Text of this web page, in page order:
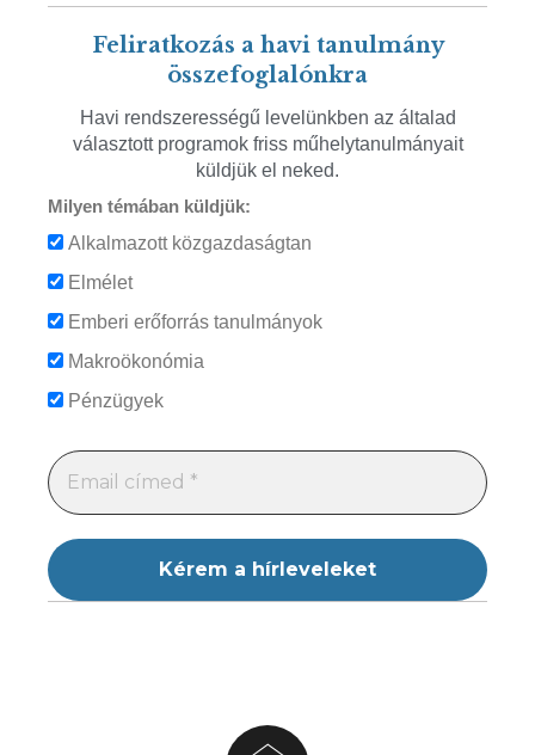
Feliratkozás a havi tanulmány
összefoglalónkra
Havi rendszerességű levelünkben az általad
választott programok friss műhelytanulmányait
küldjük el neked.
Milyen témában küldjük:
Alkalmazott közgazdaságtan
Elmélet
Emberi erőforrás tanulmányok
Makroökonómia
Pénzügyek